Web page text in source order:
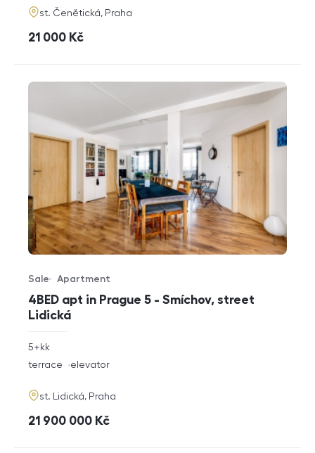
adresa
st. Čenětická, Praha
cena
21 000 Kč
4BED apt in Prague 5 - Smíchov, street
Lidická
Offer type
Sale
Property type
Apartment
rozměry
disposition
5+kk
funkce
terrace elevator
adresa
st. Lidická, Praha
cena
21 900 000 Kč